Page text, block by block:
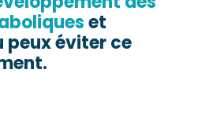
et
peux éviter ce